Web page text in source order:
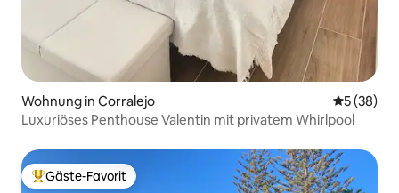
Wohnung in Corralejo
5 (38)
Luxuriöses Penthouse Valentin mit privatem Whirlpool
Beliebter Gäste-Favorit.
Gäste-Favorit